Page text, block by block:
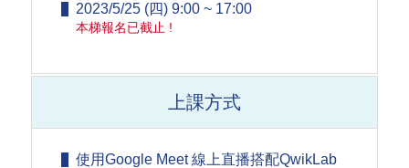
2023/5/25 (四) 9:00 ~ 17:00
本梯報名已截止 !
上課方式
使用Google Meet 線上直播搭配QwikLab